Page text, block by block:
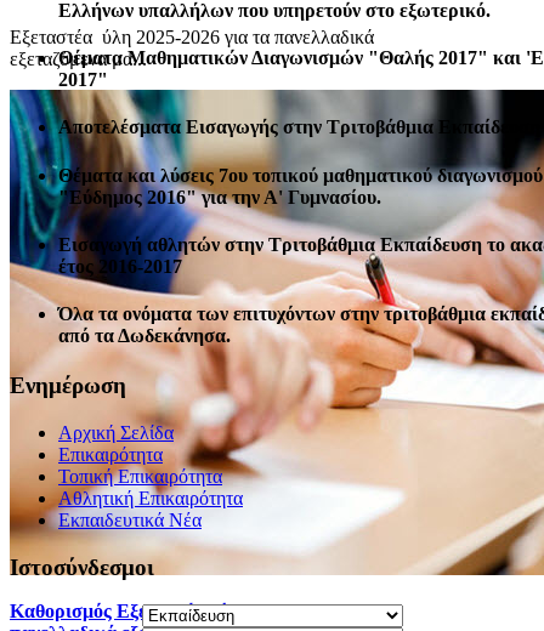
Εξεταστέα ύλη 2025-2026 για τα πανελλαδικά
εξεταζόμενα μα...
Καθορισμός Eξεταστέας ύλης 2025-2026 για τα
Ελλήνων υπαλλήλων που υπηρετούν στο εξωτερικό.
Θέματα Μαθηματικών Διαγωνισμών "Θαλής 2017" και
2017"
Αποτελέσματα Εισαγωγής στην Τριτοβάθμια Εκπαίδευση
Θέματα και λύσεις 7ου τοπικού μαθηματικού διαγωνισμού
"Εύδημος 2016" για την Α' Γυμνασίου.
Εισαγωγή αθλητών στην Τριτοβάθμια Εκπαίδευση το
έτος 2016-2017
Όλα τα ονόματα των επιτυχόντων στην τριτοβάθμια
από τα Δωδεκάνησα.
Ενημέρωση
Αρχική Σελίδα
Επικαιρότητα
Τοπική Επικαιρότητα
Αθλητική Επικαιρότητα
Eκπαιδευτικά Νέα
Ιστοσύνδεσμοι